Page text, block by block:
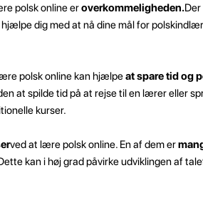
polsk online eroverkommeligheden.Der
dig med at nå dine mål for
polsk online kan hjælpeat spare tid og
at spilde tid på at rejse til en lærer eller
kurser.
ved at lære polsk online. En af dem er
kan i høj grad påvirke udviklingen af